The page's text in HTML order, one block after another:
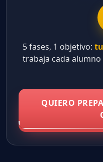
5 fases, 1 objetivo:
trabaja cada
QUIERO